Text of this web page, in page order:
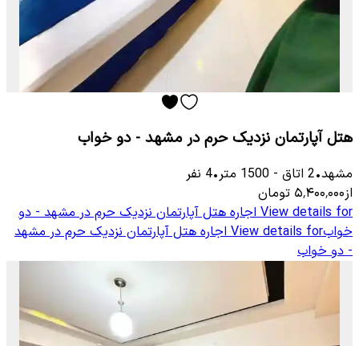
هتل آپارتمان نزدیک حرم در مشهد - دو خواب
مشهد•
2 اتاق -
1500 متر•
4 نفر
از۵٬۴۰۰٬۰۰۰ تومان
View details for اجاره هتل آپارتمان نزدیک حرم در مشهد - دو
خوابView details for اجاره هتل آپارتمان نزدیک حرم در مشهد
- دو خواب